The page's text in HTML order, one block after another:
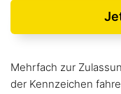
Mehrfach zur
der Kennzeichen